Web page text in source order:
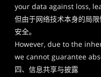
your data against loss,
但由于网络技术本身的局
安全。
However, due to the
we cannot guarantee
四、信息共享与披露